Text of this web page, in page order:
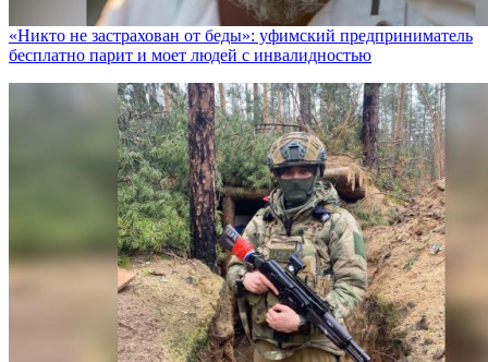
«Никто не заcтрахован от беды»: уфимский предприниматель
бесплатно парит и моет людей с инвалидностью